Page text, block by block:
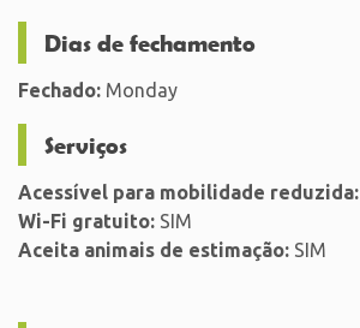
Dias de fechamento
Fechado: Monday
Serviços
Acessível para mobilidade reduzida:
Wi-Fi gratuito: SIM
Aceita animais de estimação: SIM